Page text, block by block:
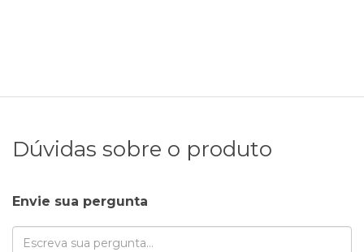
Dúvidas sobre o produto
Envie sua pergunta